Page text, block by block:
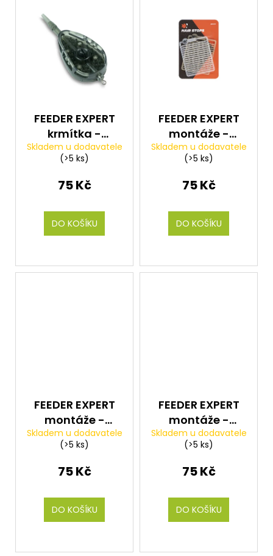
FEEDER EXPERT
krmítka -
Method krmítko
QC 20g
Skladem u dodavatele
(>5 ks)
75 Kč
DO KOŠÍKU
FEEDER EXPERT
montáže -
Zarážky Hair
Stops čiré +
hnědé 240ks
Skladem u dodavatele
(>5 ks)
75 Kč
DO KOŠÍKU
FEEDER EXPERT
montáže -
Obratlíky Quick
Change swivel
12 10ks
Skladem u dodavatele
(>5 ks)
75 Kč
DO KOŠÍKU
FEEDER EXPERT
montáže -
Průjezdy Feeder
Mini Beads 8ks
Skladem u dodavatele
(>5 ks)
75 Kč
DO KOŠÍKU